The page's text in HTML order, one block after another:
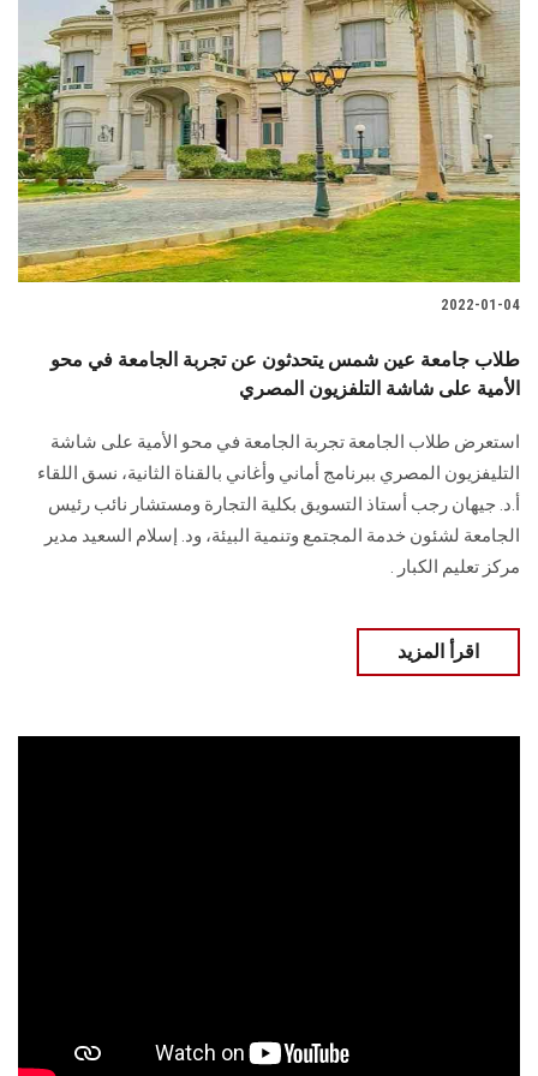
2022-01-04
طلاب جامعة عين شمس يتحدثون عن تجربة الجامعة في محو
الأمية على شاشة التلفزيون المصري
استعرض طلاب الجامعة تجربة الجامعة في محو الأمية على شاشة
التليفزيون المصري ببرنامج أماني وأغاني بالقناة الثانية، نسق اللقاء
أ.د. جيهان رجب أستاذ التسويق بكلية التجارة ومستشار نائب رئيس
الجامعة لشئون خدمة المجتمع وتنمية البيئة، ود. إسلام السعيد مدير
مركز تعليم الكبار .
اقرأ المزيد